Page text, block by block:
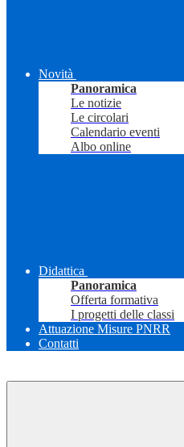
Novità
Panoramica
Le notizie
Le circolari
Calendario eventi
Albo online
Didattica
Panoramica
Offerta formativa
I progetti delle classi
Attuazione Misure PNRR
Contatti